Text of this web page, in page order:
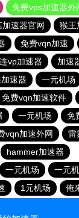
免费vps加速器外
加速器官网
猴王
免费vqn加速
vp加速器
加速
速器
一元机场
免费vqn加速软件
一元机场
免
vqn加速外网
雷
hammer加速器
一元机场
一元
1元机场
俺